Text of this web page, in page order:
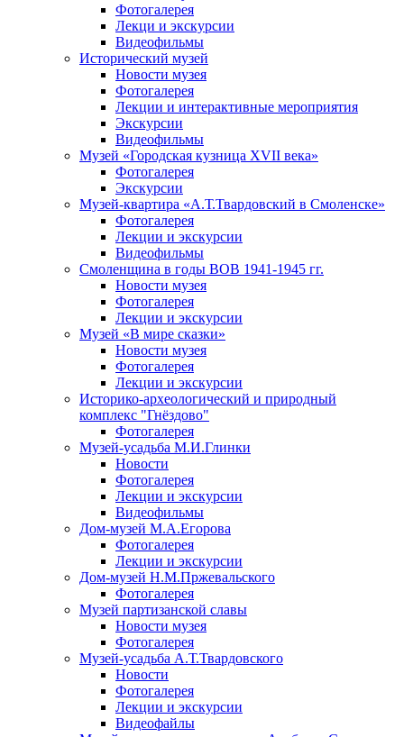
Фотогалерея
Лекци и экскурсии
Видеофильмы
Исторический музей
Новости музея
Фотогалерея
Лекции и интерактивные мероприятия
Экскурсии
Видеофильмы
Музей «Городская кузница XVII века»
Фотогалерея
Экскурсии
Музей-квартира «А.Т.Твардовский в Смоленске»
Фотогалерея
Лекции и экскурсии
Видеофильмы
Смоленщина в годы ВОВ 1941-1945 гг.
Новости музея
Фотогалерея
Лекции и экскурсии
Музей «В мире сказки»
Новости музея
Фотогалерея
Лекции и экскурсии
Историко-археологический и природный
комплекс "Гнёздово"
Фотогалерея
Музей-усадьба М.И.Глинки
Новости
Фотогалерея
Лекции и экскурсии
Видеофильмы
Дом-музей М.А.Егорова
Фотогалерея
Лекции и экскурсии
Дом-музей Н.М.Пржевальского
Фотогалерея
Музей партизанской славы
Новости музея
Фотогалерея
Музей-усадьба А.Т.Твардовского
Новости
Фотогалерея
Лекции и экскурсии
Видеофайлы